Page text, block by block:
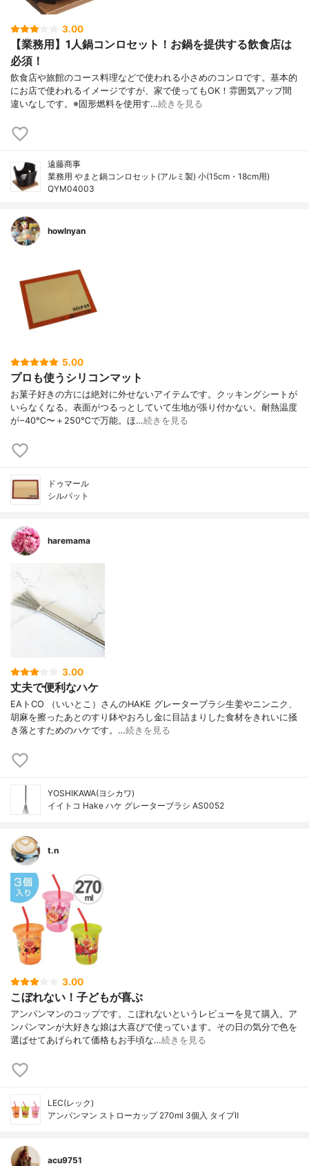
3.00
【業務用】1人鍋コンロセット！お鍋を提供する飲食店は
必須！
飲食店や旅館のコース料理などで使われる小さめのコンロです。基本的
にお店で使われるイメージですが、家で使ってもOK！雰囲気アップ間
違いなしです。※固形燃料を使用す…続きを見る
遠藤商事
業務用 やまと鍋コンロセット(アルミ製) 小(15cm・18cm用)
QYM04003
howlnyan
5.00
プロも使うシリコンマット
お菓子好きの方には絶対に外せないアイテムです。クッキングシートが
いらなくなる。表面がつるっとしていて生地が張り付かない。耐熱温度
が−40℃〜＋250℃で万能。ほ…続きを見る
ドゥマール
シルパット
haremama
3.00
丈夫で便利なハケ
EAトCO （いいとこ）さんのHAKE グレーターブラシ生姜やニンニク、
胡麻を擦ったあとのすり鉢やおろし金に目詰まりした食材をきれいに掻
き落とすためのハケです。…続きを見る
YOSHIKAWA(ヨシカワ)
イイトコ Hake ハケ グレーターブラシ AS0052
t.n
3.00
こぼれない！子どもが喜ぶ
アンパンマンのコップです。こぼれないというレビューを見て購入。ア
ンパンマンが大好きな娘は大喜びで使っています。その日の気分で色を
選ばせてあげられて価格もお手頃な…続きを見る
LEC(レック)
アンパンマン ストローカップ 270ml 3個入 タイプⅡ
acu9751